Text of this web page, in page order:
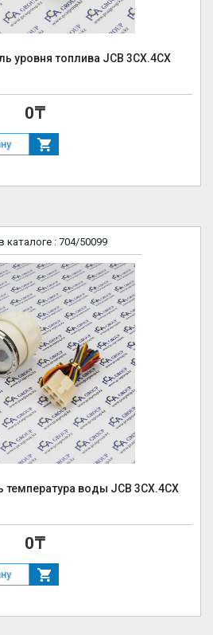
уровня топлива JCB 3CX.4CX
0₸
каталоге : 704/50099
температура воды JCB 3CX.4CX
0₸